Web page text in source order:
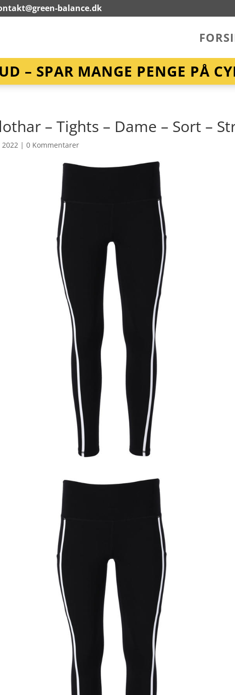
balance.dk
– SPAR MANGE PENGE PÅ
– Tights – Dame – Sort –
|0 Kommentarer